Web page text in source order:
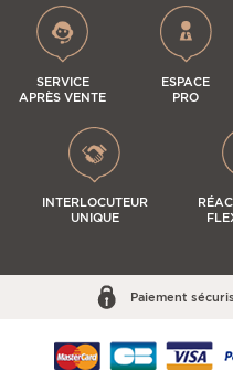
SERVICE
APRÈS VENTE
ESPACE
PRO
INTERLOCUTEUR
UNIQUE
Paiement